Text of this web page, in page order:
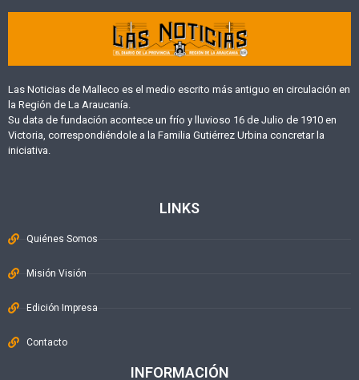
Las Noticias de Malleco es el medio escrito más antiguo en circulación en
la Región de La Araucanía.
Su data de fundación acontece un frío y lluvioso 16 de Julio de 1910 en
Victoria, correspondiéndole a la Familia Gutiérrez Urbina concretar la
iniciativa.
LINKS
Quiénes Somos
Misión Visión
Edición Impresa
Contacto
INFORMACIÓN